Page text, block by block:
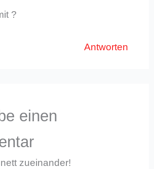
?
Antworten
einen
zueinander!